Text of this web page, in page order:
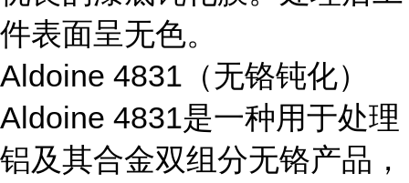
件表面呈无色。
Aldoine 4831 （无铬钝化）
Aldoine 4831是一种用于处理
铝及其合金双组分无铬产品，